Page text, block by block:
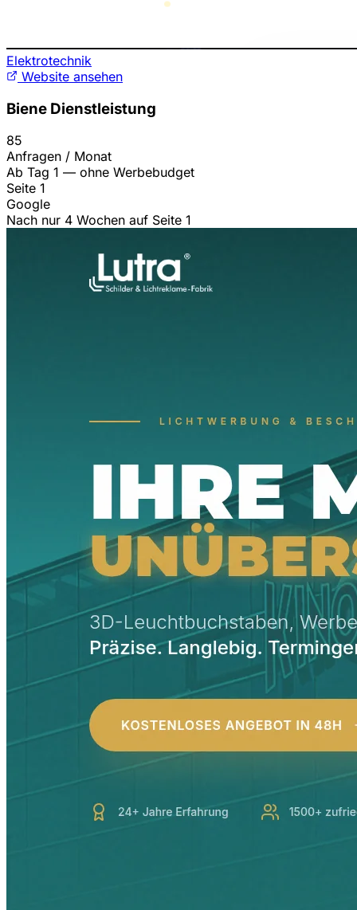
Elektrotechnik
Website ansehen
Biene Dienstleistung
85
Anfragen / Monat
Ab Tag 1 — ohne Werbebudget
Seite 1
Google
Nach nur 4 Wochen auf Seite 1